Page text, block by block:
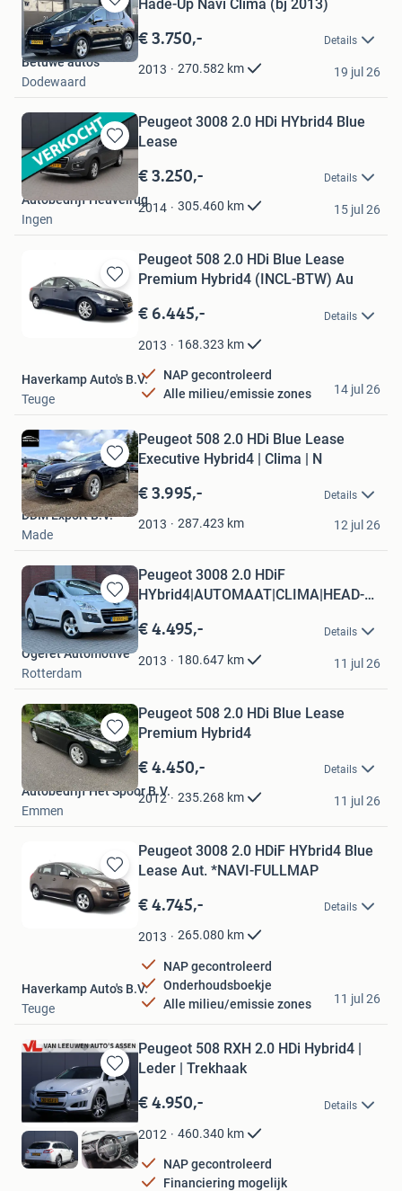
Bewaren
in
Mijn
Favorieten
Hade-Up Navi Clima (bj 2013)
€ 3.750,- Details
2013 270.582 km
Betuwe auto's
Dodewaard
19 jul 26
Bewaren
in
Mijn
Favorieten
Peugeot 3008 2.0 HDi HYbrid4 Blue
Lease
€ 3.250,- Details
2014 305.460 km
Autobedrijf Heuvelrug
Ingen
15 jul 26
Bewaren
in
Mijn
Favorieten
Peugeot 508 2.0 HDi Blue Lease
Premium Hybrid4 (INCL-BTW) Au
€ 6.445,- Details
2013 168.323 km
NAP gecontroleerd
Alle milieu/emissie zones
Haverkamp Auto's B.V.
Teuge
14 jul 26
Bewaren
in
Mijn
Favorieten
Peugeot 508 2.0 HDi Blue Lease
Executive Hybrid4 | Clima | N
€ 3.995,- Details
2013 287.423 km
DDM Export B.V.
Made
12 jul 26
Bewaren
in
Mijn
Favorieten
Peugeot 3008 2.0 HDiF
HYbrid4|AUTOMAAT|CLIMA|HEAD-
€ 4.495,- Details
2013 180.647 km
Ogeret Automotive
Rotterdam
11 jul 26
Bewaren
in
Mijn
Favorieten
Peugeot 508 2.0 HDi Blue Lease
Premium Hybrid4
€ 4.450,- Details
2012 235.268 km
Autobedrijf Het Spoor B.V.
Emmen
11 jul 26
Bewaren
in
Mijn
Favorieten
Peugeot 3008 2.0 HDiF HYbrid4 Blue
Lease Aut. *NAVI-FULLMAP
€ 4.745,- Details
2013 265.080 km
NAP gecontroleerd
Onderhoudsboekje
Alle milieu/emissie zones
Haverkamp Auto's B.V.
Teuge
11 jul 26
Bewaren
in
Mijn
Favorieten
Peugeot 508 RXH 2.0 HDi Hybrid4 |
Leder | Trekhaak
€ 4.950,- Details
2012 460.340 km
NAP gecontroleerd
Financiering mogelijk